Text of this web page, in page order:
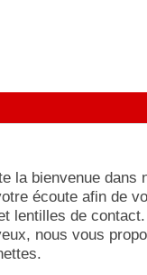
la bienvenue dans
écoute afin de
lentilles de
nous vous